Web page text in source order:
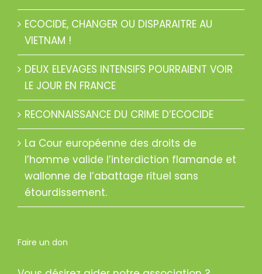
ECOCIDE, CHANGER OU DISPARAITRE AU
VIETNAM !
DEUX ELEVAGES INTENSIFS POURRAIENT VOIR
LE JOUR EN FRANCE
RECONNAISSANCE DU CRIME D’ECOCIDE
La Cour européenne des droits de
l’homme valide l’interdiction flamande et
wallonne de l’abattage rituel sans
étourdissement.
Faire un don